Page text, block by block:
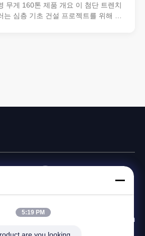
무게 160톤 제품 개요 이 첨단 트렌치
는 심층 기초 건설 프로젝트를 위해 설
86--18921287030
apie@apiepiling.com
5:19 PM